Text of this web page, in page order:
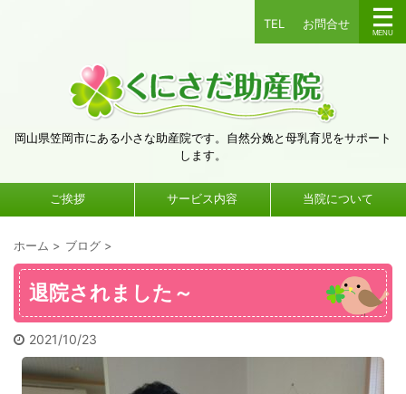
TEL お問合せ
岡山県笠岡市にある小さな助産院です。自然分娩と母乳育児をサポート
します。
ご挨拶 サービス内容 当院について
ホーム > ブログ >
退院されました～
2021/10/23